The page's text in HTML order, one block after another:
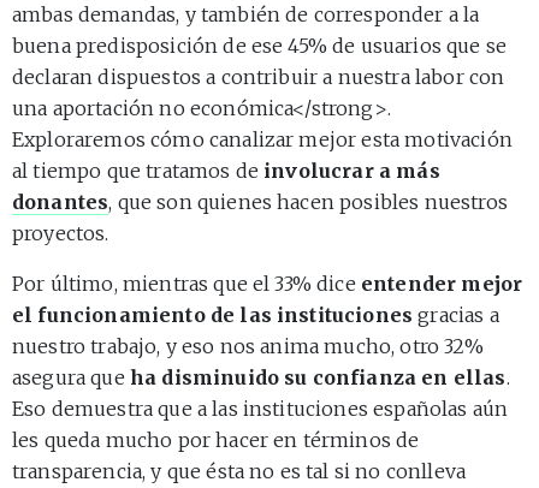
ambas demandas, y también de corresponder a la
buena predisposición de ese 45% de usuarios que se
declaran dispuestos a contribuir a nuestra labor con
una aportación no económica</strong>.
Exploraremos cómo canalizar mejor esta motivación
al tiempo que tratamos de involucrar a más
donantes, que son quienes hacen posibles nuestros
proyectos.
Por último, mientras que el 33% dice entender mejor
el funcionamiento de las instituciones gracias a
nuestro trabajo, y eso nos anima mucho, otro 32%
asegura que ha disminuido su confianza en ellas.
Eso demuestra que a las instituciones españolas aún
les queda mucho por hacer en términos de
transparencia, y que ésta no es tal si no conlleva